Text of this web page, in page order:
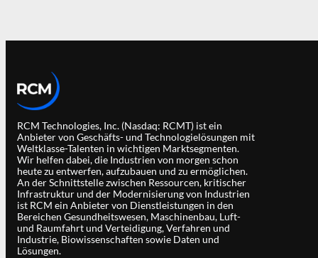
RCM Technologies, Inc. (Nasdaq: RCMT) ist ein
Anbieter von Geschäfts- und Technologielösungen mit
Weltklasse-Talenten in wichtigen Marktsegmenten.
Wir helfen dabei, die Industrien von morgen schon
heute zu entwerfen, aufzubauen und zu ermöglichen.
An der Schnittstelle zwischen Ressourcen, kritischer
Infrastruktur und der Modernisierung von Industrien
ist RCM ein Anbieter von Dienstleistungen in den
Bereichen Gesundheitswesen, Maschinenbau, Luft-
und Raumfahrt und Verteidigung, Verfahren und
Industrie, Biowissenschaften sowie Daten und
Lösungen.